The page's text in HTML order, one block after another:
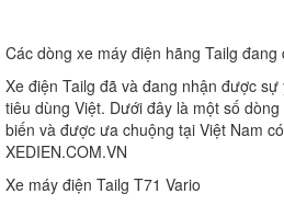
Các dòng xe máy điện hãng Tailg
Xe điện Tailg đã và đang nhận được
tiêu dùng Việt. Dưới đây là một số
biến và được ưa chuộng tại Việt Nam
XEDIEN.COM.VN
Xe máy điện Tailg T71 Vario